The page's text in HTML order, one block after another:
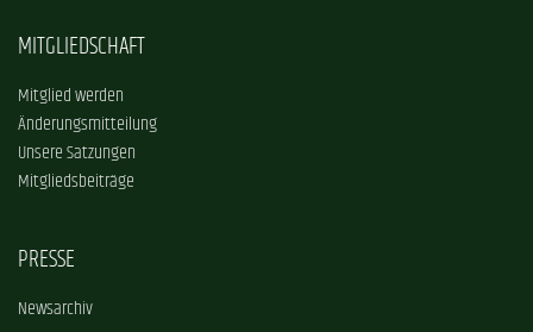
MITGLIEDSCHAFT
Mitglied werden
Änderungsmitteilung
Unsere Satzungen
Mitgliedsbeiträge
PRESSE
Newsarchiv